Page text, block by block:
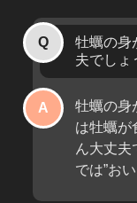
牡蠣の身
夫でしょ
牡蠣の身
は牡蠣が
ん大丈夫
では”お